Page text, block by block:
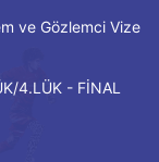
ve Gözlemci Vize
4.LÜK - FİNAL